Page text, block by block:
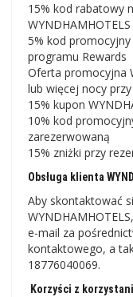
15% kod rabatowy
WYNDHAMHOTELS
5% kod promocyjny
programu Rewards
Oferta promocyjna
lub więcej nocy
15% kupon
10% kod
zarezerwowaną
15% zniżki przy
Obsługa klienta
Aby skontaktować
e-mail za
kontaktowego, a
18776040069.
Korzyści z